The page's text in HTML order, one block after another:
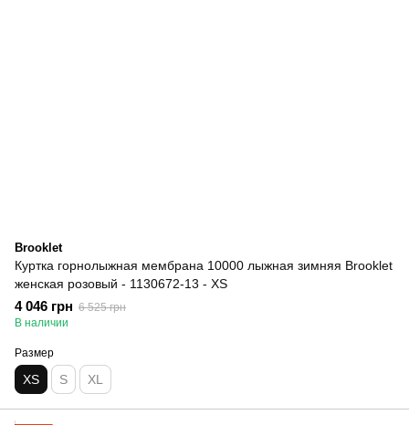
Brooklet
Куртка горнолыжная мембрана 10000 лыжная зимняя Brooklet
женская розовый - 1130672-13 - XS
4 046 грн 6 525 грн
В наличии
Размер
XS S XL